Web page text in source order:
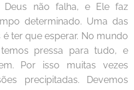
Deus não falha, e Ele faz
determinado. Uma das
ter que esperar. No mundo
pressa para tudo, e
Por isso muitas vezes
precipitadas. Devemos